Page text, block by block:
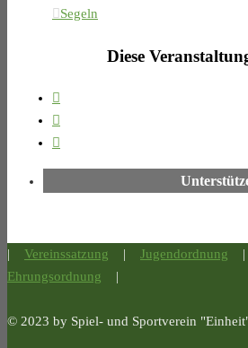
Segeln
Diese
| Vereinssatzung | Jugendordnung
Ehrungsordnung |
© 2023 by Spiel- und Sportverein